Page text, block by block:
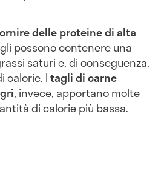
delle proteine di alta
possono contenere una
saturi e, di conseguenza,
calorie. Itagli di carne
, invece, apportano molte
di calorie più bassa.